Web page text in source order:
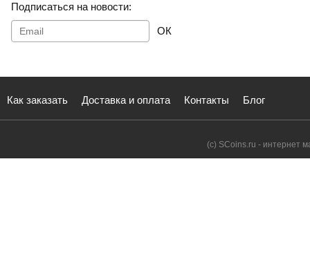
Подписаться на новости:
ОК
Как заказать Доставка и оплата Контакты Блог
(с) SCoins.ru - интернет